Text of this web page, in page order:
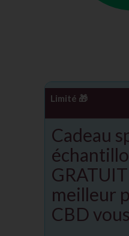
Limité 🎁
Cadeau
meilleur
CBD